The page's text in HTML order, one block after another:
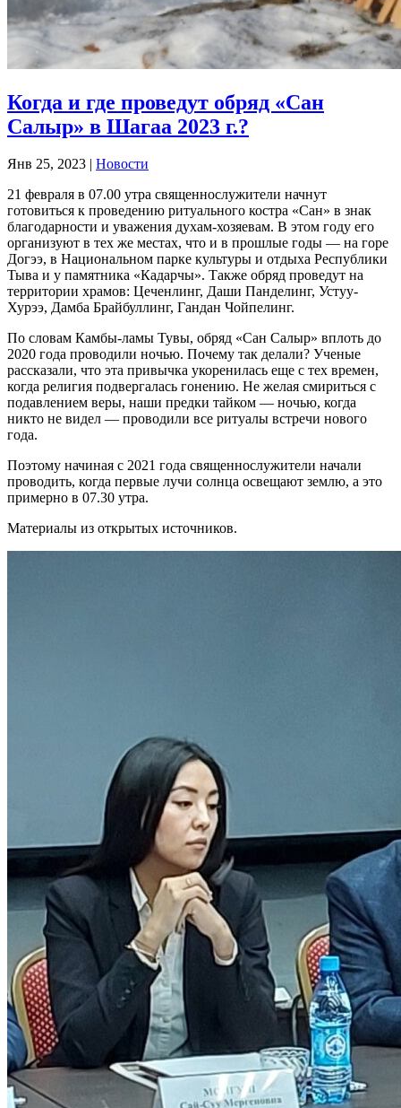
Когда и где проведут обряд «Сан
Салыр» в Шагаа 2023 г.?
Янв 25, 2023 | Новости
21 февраля в 07.00 утра священнослужители начнут
готовиться к проведению ритуального костра «Сан» в знак
благодарности и уважения духам-хозяевам. В этом году его
организуют в тех же местах, что и в прошлые годы — на горе
Догээ, в Национальном парке культуры и отдыха Республики
Тыва и у памятника «Кадарчы». Также обряд проведут на
территории храмов: Цеченлинг, Даши Панделинг, Устуу-
Хурээ, Дамба Брайбуллинг, Гандан Чойпелинг.
По словам Камбы-ламы Тувы, обряд «Сан Салыр» вплоть до
2020 года проводили ночью. Почему так делали? Ученые
рассказали, что эта привычка укоренилась еще с тех времен,
когда религия подвергалась гонению. Не желая смириться с
подавлением веры, наши предки тайком — ночью, когда
никто не видел — проводили все ритуалы встречи нового
года.
Поэтому начиная с 2021 года священнослужители начали
проводить, когда первые лучи солнца освещают землю, а это
примерно в 07.30 утра.
Материалы из открытых источников.